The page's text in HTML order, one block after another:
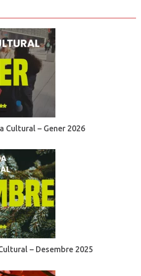
Cultural – Gener 2026
– Desembre 2025